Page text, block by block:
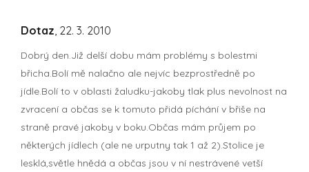
Dotaz, 22. 3. 2010
Dobrý den.Již delší dobu mám problémy s bolestmi
břicha.Bolí mě nalačno ale nejvíc bezprostředně po
jídle.Bolí to v oblasti žaludku-jakoby tlak plus nevolnost na
zvracení a občas se k tomuto přidá píchání v břiše na
straně pravé jakoby v boku.Občas mám průjem po
některých jídlech (ale ne urputny tak 1 až 2).Stolice je
lesklá,světle hnědá a občas jsou v ní nestrávené vetší